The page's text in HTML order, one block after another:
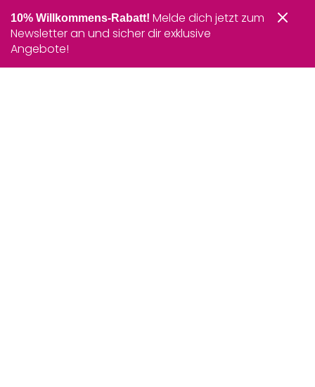
10% Willkommens-Rabatt! Melde dich jetzt zum
Newsletter an und sicher dir exklusive
Angebote!